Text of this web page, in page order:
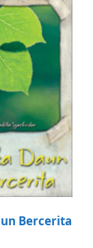
Bercerita